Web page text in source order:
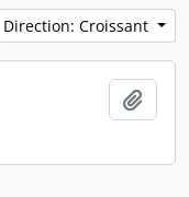
Direction: Croissant